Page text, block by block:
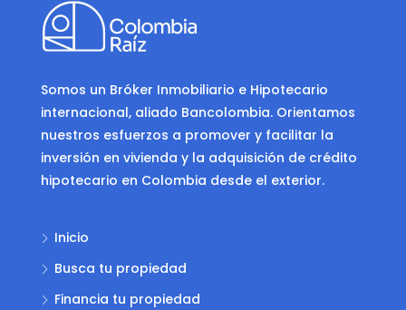
Somos un Bróker Inmobiliario e Hipotecario
internacional, aliado Bancolombia. Orientamos
nuestros esfuerzos a promover y facilitar la
inversión en vivienda y la adquisición de crédito
hipotecario en Colombia desde el exterior.
Inicio
Busca tu propiedad
Financia tu propiedad